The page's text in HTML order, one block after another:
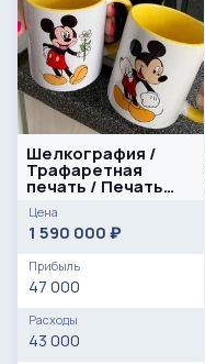
Шелкография /
Трафаретная
печать / Печать
принтов
Цена
1 590 000 ₽
Прибыль
47 000
Расходы
43 000